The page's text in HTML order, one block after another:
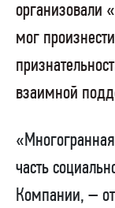
мог
взаимной
часть
Компании, –